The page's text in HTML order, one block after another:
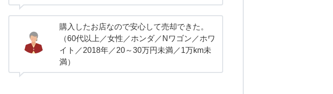
購入したお店なので安心して売却できた。
（60代以上／女性／ホンダ／Nワゴン／ホワ
イト／2018年／20～30万円未満／1万km未
満）